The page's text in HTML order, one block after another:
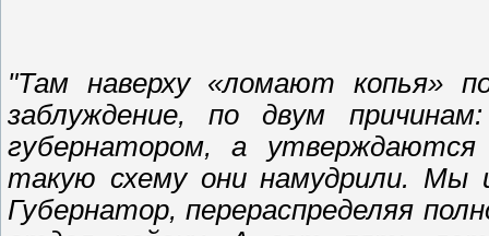
"Там наверху «ломают копья»
заблуждение, по двум
губернатором, а
такую схему они намудрили. Мы
Губернатор, перераспределяя